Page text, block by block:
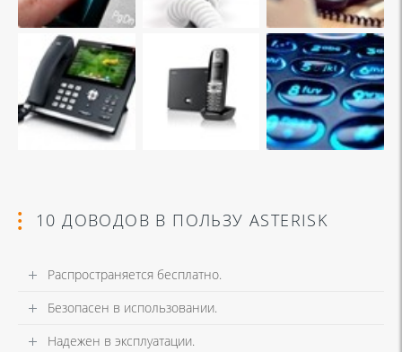
10 ДОВОДОВ В ПОЛЬЗУ ASTERISK
Распространяется бесплатно.
Безопасен в использовании.
Надежен в эксплуатации.